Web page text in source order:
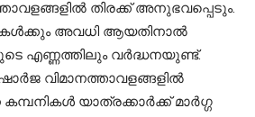
തിരക്ക് അനുഭവപ്പെടും.
അവധി ആയതിനാല്‍
എണ്ണത്തിലും വര്‍ദ്ധനയുണ്ട്.
വിമാനത്താവളങ്ങളില്‍
യാത്രക്കാര്‍ക്ക് മാര്‍ഗ്ഗ